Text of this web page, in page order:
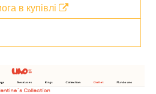
в купівлі